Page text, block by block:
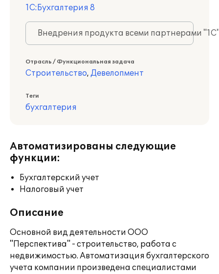
1С:Бухгалтерия 8
Внедрения продукта всеми партнерами
Отрасль / Функциональная задача
Строительство, Девелопмент
Теги
бухгалтерия
Автоматизированы следующие
функции:
Бухгалтерский учет
Налоговый учет
Описание
Основной вид деятельности ООО
"Перспектива" - строительство, работа с
недвижимостью. Автоматизация бухгалтерского
учета компании произведена специалистами